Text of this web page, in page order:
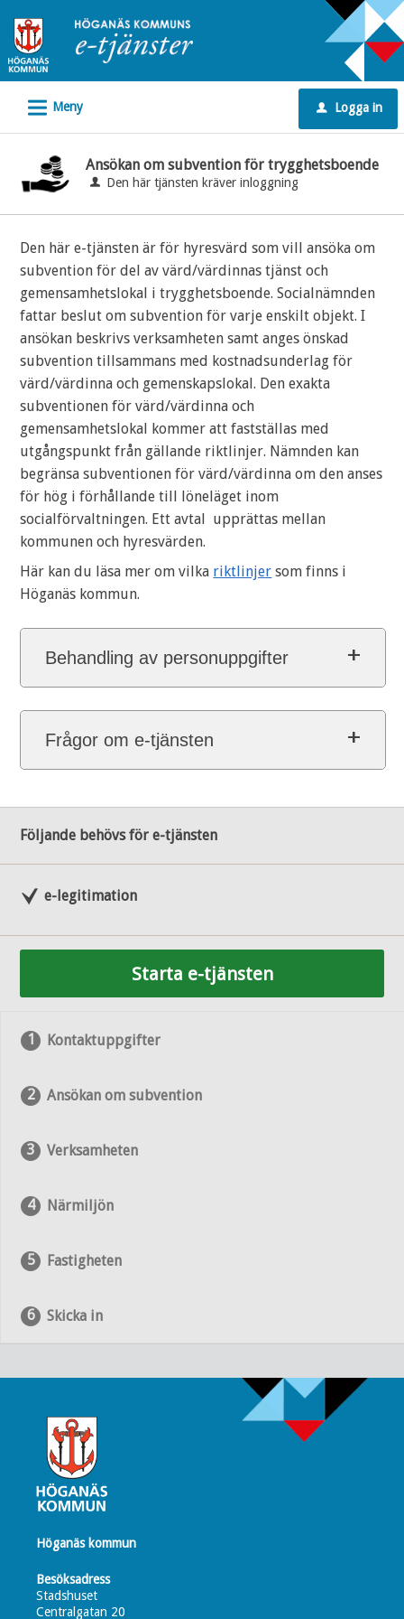
till
e-
tjänster
Höganäs
kommun
L Meny u Logga in
Ansökan om subvention för trygghetsboende
Den här tjänsten kräver inloggning
Den här e-tjänsten är för hyresvärd som vill ansöka om
subvention för del av värd/värdinnas tjänst och
gemensamhetslokal i trygghetsboende. Socialnämnden
fattar beslut om subvention för varje enskilt objekt. I
ansökan beskrivs verksamheten samt anges önskad
subvention tillsammans med kostnadsunderlag för
värd/värdinna och gemenskapslokal. Den exakta
subventionen för värd/värdinna och
gemensamhetslokal kommer att fastställas med
utgångspunkt från gällande riktlinjer. Nämnden kan
begränsa subventionen för värd/värdinna om den anses
för hög i förhållande till löneläget inom
socialförvaltningen. Ett avtal upprättas mellan
kommunen och hyresvärden.
Här kan du läsa mer om vilka riktlinjer som finns i
Höganäs kommun.
Behandling av personuppgifter
Frågor om e-tjänsten
Följande behövs för e-tjänsten
e-legitimation
Starta e-tjänsten
Kontaktuppgifter
Ansökan om subvention
Verksamheten
Närmiljön
Fastigheten
Skicka in
Höganäs kommun
Besöksadress
Stadshuset
Centralgatan 20